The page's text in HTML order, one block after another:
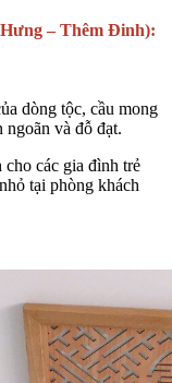
– Thêm Đinh):
dòng tộc, cầu mong
ngoãn và đỗ đạt.
các gia đình trẻ
tại phòng khách